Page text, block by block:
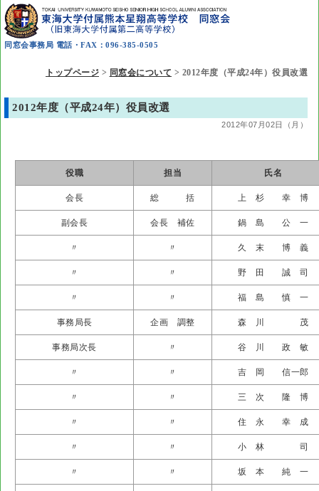
同窓会事務局 電話・FAX：096-385-0505
トップページ > 同窓会について > 2012年度（平成24年）役員改選
2012年度（平成24年）役員改選
2012年07月02日（月）
役職 担当 氏名
会長 総 括 上 杉 幸 博
副会長 会長 補佐 鍋 島 公 一
〃 〃 久 末 博 義
〃 〃 野 田 誠 司
〃 〃 福 島 慎 一
事務局長 企画 調整 森 川 茂
事務局次長 〃 谷 川 政 敏
〃 〃 吉 岡 信一郎
〃 〃 三 次 隆 博
〃 〃 住 永 幸 成
〃 〃 小 林 司
〃 〃 坂 本 純 一